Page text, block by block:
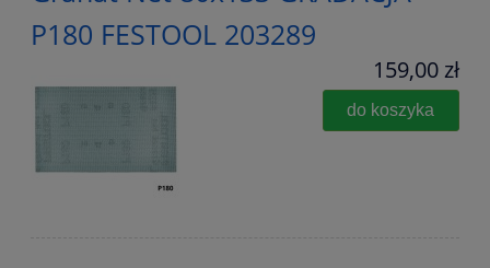
P180 FESTOOL 203289
159,00 zł
do koszyka